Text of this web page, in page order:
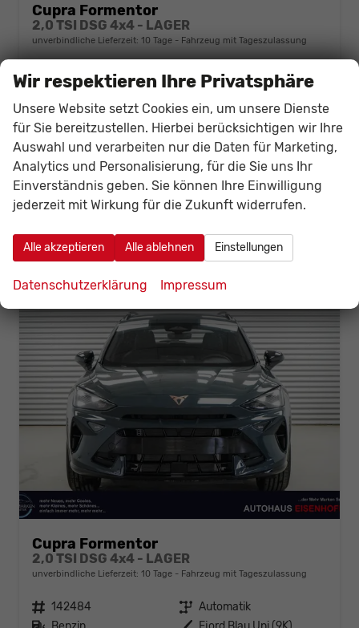
Cupra Formentor
2,0 TSI DSG 4x4 - LAGER
unverbindliche Lieferzeit: 10 Tage Fahrzeug mit Tageszulassung
Automatik
Benzin
Fjord Blau Uni (9K)
Leistung 150 kW (204 PS) Kilometerstand 70 km
01.05.2026
36.423,– €
incl. 19% MwSt.
Details
Verbrauch kombiniert:7,50 l/100km
CO -Klasse: F
2
Cupra Formentor
2,0 TSI DSG 4x4 - LAGER
unverbindliche Lieferzeit: 10 Tage Fahrzeug mit Tageszulassung
Fahrzeugnr. 142484 Getriebe Automatik
Wir respektieren Ihre Privatsphäre
Unsere Website setzt Cookies ein, um unsere Dienste
für Sie bereitzustellen. Hierbei berücksichtigen wir Ihre
Auswahl und verarbeiten nur die Daten für Marketing,
Analytics und Personalisierung, für die Sie uns Ihr
Einverständnis geben. Sie können Ihre Einwilligung
jederzeit mit Wirkung für die Zukunft widerrufen.
Alle akzeptieren Alle ablehnen Einstellungen
Datenschutzerklärung Impressum